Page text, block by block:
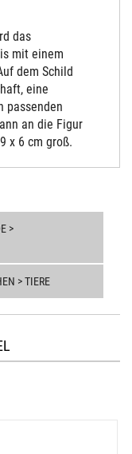
das
mit einem
dem Schild
eine
passenden
an die Figur
x 6 cm groß.
>
> TIERE